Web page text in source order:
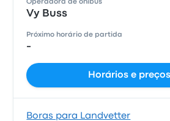
Operadora de ônibus
Vy Buss
Próximo horário de partida
-
Horários e preços
Boras para Landvetter